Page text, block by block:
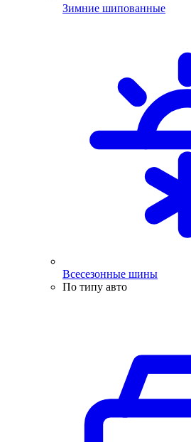
Зимние шипованные
Всесезонные шины
По типу авто